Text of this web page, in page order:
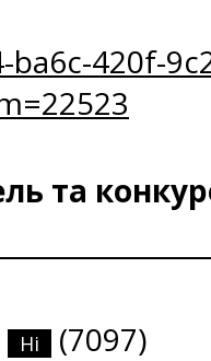
420f-
та
Ні (7097)